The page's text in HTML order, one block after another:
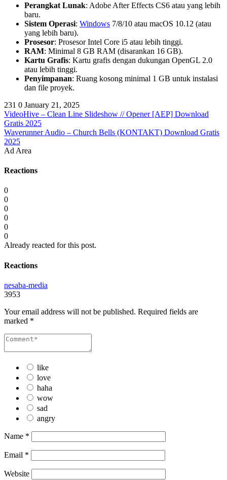
Perangkat Lunak: Adobe After Effects CS6 atau yang lebih
baru.
Sistem Operasi: Windows 7/8/10 atau macOS 10.12 (atau
yang lebih baru).
Prosesor: Prosesor Intel Core i5 atau lebih tinggi.
RAM: Minimal 8 GB RAM (disarankan 16 GB).
Kartu Grafis: Kartu grafis dengan dukungan OpenGL 2.0
atau lebih tinggi.
Penyimpanan: Ruang kosong minimal 1 GB untuk instalasi
dan file proyek.
231 0 January 21, 2025
VideoHive – Clean Line Slideshow // Opener [AEP] Download
Gratis 2025
Waverunner Audio – Church Bells (KONTAKT) Download Gratis
2025
Ad Area
Reactions
0
0
0
0
0
0
Already reacted for this post.
Reactions
nesaba-media
3953
Your email address will not be published. Required fields are
marked *
like
love
haha
wow
sad
angry
Name *
Email *
Website